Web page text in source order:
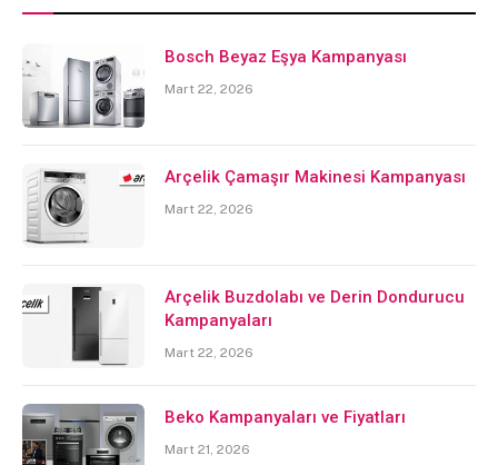
Bosch Beyaz Eşya Kampanyası
Mart 22, 2026
Arçelik Çamaşır Makinesi Kampanyası
Mart 22, 2026
Arçelik Buzdolabı ve Derin Dondurucu
Kampanyaları
Mart 22, 2026
Beko Kampanyaları ve Fiyatları
Mart 21, 2026